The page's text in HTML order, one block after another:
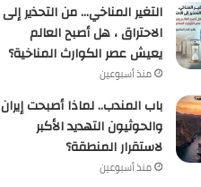
التغير المناخي… من التحذير إلى
الاحتراق ، هل أصبح العالم
يعيش عصر الكوارث المناخية؟
منذ أسبوعين
باب المندب.. لماذا أصبحت إيران
والحوثيون التهديد الأكبر
لاستقرار المنطقة؟
منذ أسبوعين